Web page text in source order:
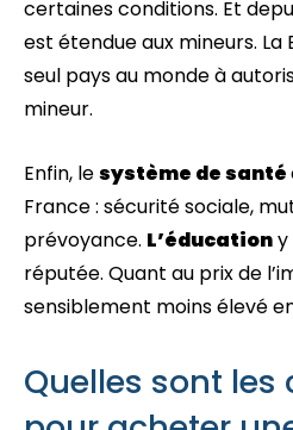
certaines conditions. Et
est étendue aux mineurs. La
seul pays au monde à
mineur.
Enfin, lesystème de santé
France : sécurité sociale,
prévoyance. L’éducationy
réputée. Quant au prix de
sensiblement moins élevé
Quelles sont